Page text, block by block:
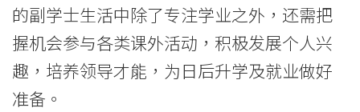
的副学士生活中除了专注学业之外，还需把
握机会参与各类课外活动，积极发展个人兴
趣，培养领导才能，为日后升学及就业做好
准备。